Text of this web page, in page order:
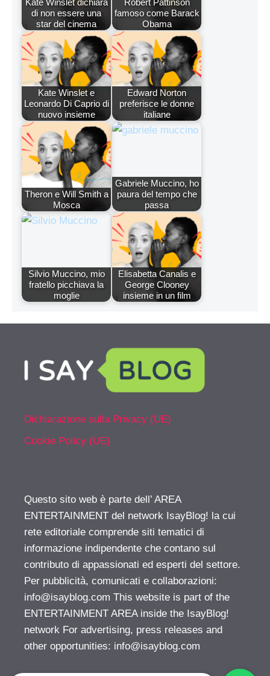
di non essere una
star del cinema
famoso come Barack
Obama
Kate Winslet e
Leonardo Di Caprio di
nuovo insieme
Edward Norton
preferisce le donne
italiane
Theron e Will Smith a
Mosca
Gabriele Muccino, ho
paura del tempo che
passa
Silvio Muccino, mio
fratello picchiava la
moglie
Elisabetta Canalis e
George Clooney
insieme in un film
Dichiarazione sulla Privacy (UE)
Cookie Policy (UE)
Questo sito web è parte dell’ AREA
ENTERTAINMENT del network IsayBlog! la cui
rete editoriale comprende siti tematici di
informazione indipendente che contano sul
contributo di appassionati ed esperti del settore.
Per pubblicità, comunicati e collaborazioni:
info@isayblog.com This website is part of the
ENTERTAINMENT AREA inside the IsayBlog!
network For advertising, press releases and
other opportunities: info@isayblog.com